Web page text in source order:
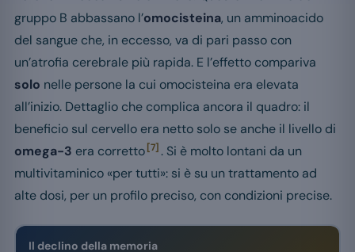
gruppo B abbassano l’omocisteina, un amminoacido
del sangue che, in eccesso, va di pari passo con
un’atrofia cerebrale più rapida. E l’effetto compariva
solo nelle persone la cui omocisteina era elevata
all’inizio. Dettaglio che complica ancora il quadro: il
beneficio sul cervello era netto solo se anche il livello di
omega-3 era corretto[7] . Si è molto lontani da un
multivitaminico «per tutti»: si è su un trattamento ad
alte dosi, per un profilo preciso, con condizioni precise.
Il declino della memoria